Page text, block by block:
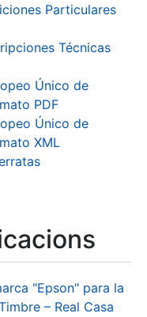
Particulares
Técnicas
Único de
PDF
Único de
XML
"Epson" para la
– Real Casa